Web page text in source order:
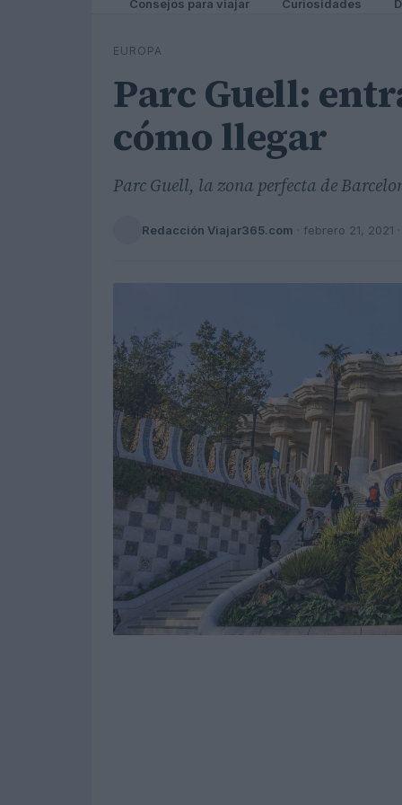
Consejos para viajar Curiosidades
EUROPA
Parc Guell:
cómo llegar
Parc Guell, la zona perfecta de
Redacción Viajar365.com · febrero 21, 2021